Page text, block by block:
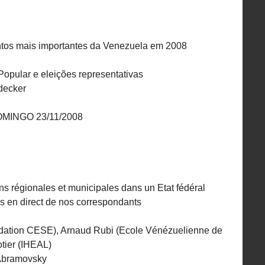
mais importantes da Venezuela em 2008
e eleições representativas
23/11/2008
régionales et municipales dans un Etat fédéral
en direct de nos correspondants
CESE), Arnaud Rubi (Ecole Vénézuelienne de
(IHEAL)